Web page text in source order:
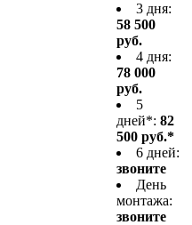
3 дня:
58 500
руб.
4 дня:
78 000
руб.
5
дней*: 82
500 руб.*
6 дней:
звоните
День
монтажа:
звоните